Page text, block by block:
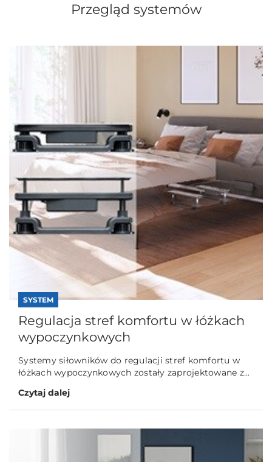
Przegląd systemów
SYSTEM
Regulacja stref komfortu w łóżkach
wypoczynkowych
Systemy siłowników do regulacji stref komfortu w
łóżkach wypoczynkowych zostały zaprojektowane z...
Czytaj dalej